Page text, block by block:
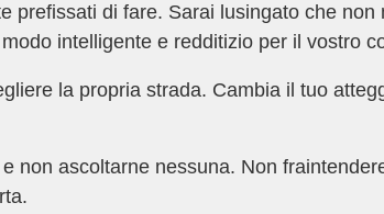
prefissati di fare. Sarai lusingato che non
intelligente e redditizio per il vostro
la propria strada. Cambia il tuo
non ascoltarne nessuna. Non